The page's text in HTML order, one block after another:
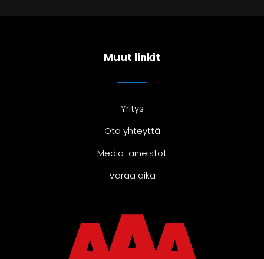
Muut linkit
Yritys
Ota yhteyttä
Media-aineistot
Varaa aika